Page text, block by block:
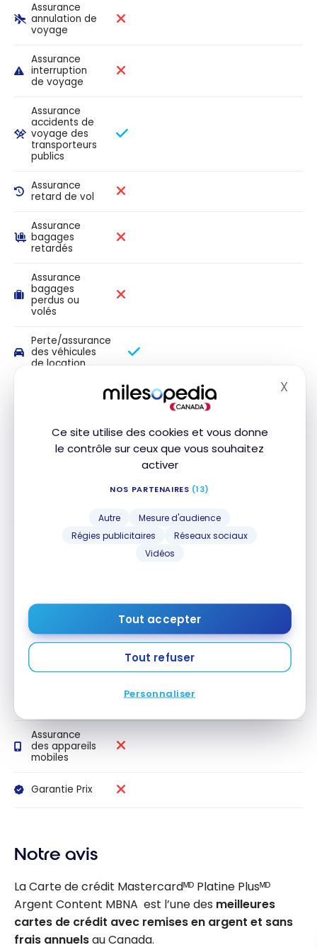
Ce site utilise des cookies et vous donne
le contrôle sur ceux que vous souhaitez
activer
NOS PARTENAIRES (13)
Autre
Mesure d'audience
Régies publicitaires
Réseaux sociaux
Vidéos
Tout accepter
Tout refuser
Personnaliser
X
Assurance
annulation de
voyage
Assurance
interruption
de voyage
Assurance
accidents de
voyage des
transporteurs
publics
Assurance
retard de vol
Assurance
bagages
retardés
Assurance
bagages
perdus ou
volés
Perte/assurance
des véhicules
de location
dans les
hôtels et les
motels
Cette section présente les durées et montants maximaux
pour connaître les détails, exclusions et limitations de votre
couverture. Les conditions générales s’appliquent.*
NOM DE
L'ASSURANCE
INCLUS MONTANT DURÉE
Garantie
1 an
Assurance
des appareils
mobiles
Garantie Prix
Notre avis
La Carte de crédit Mastercardᴹᴰ Platine Plusᴹᴰ
Argent Content MBNA est l’une des meilleures
cartes de crédit avec remises en argent et sans
frais annuelsau Canada.